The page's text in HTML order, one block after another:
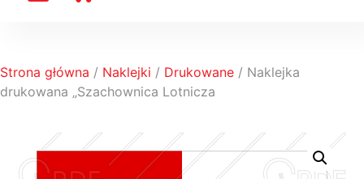
Strona główna / Naklejki / Drukowane / Naklejka
drukowana „Szachownica Lotnicza